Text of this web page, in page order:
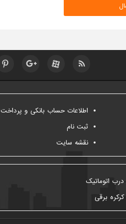
اطلاعات حساب بانکی و پرداخت
ثبت نام
نقشه سایت
درب اتوماتیک
کرکره برقی